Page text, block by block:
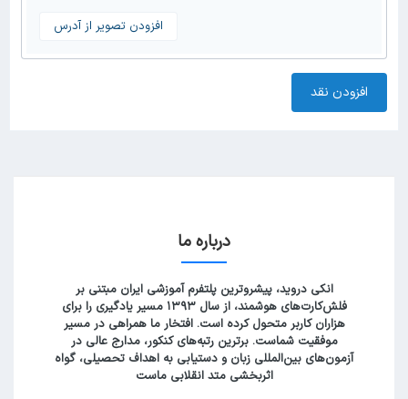
افزودن تصویر از آدرس
افزودن نقد
درباره ما
انکی دروید، پیشروترین پلتفرم آموزشی ایران مبتنی بر
فلش‌کارت‌های هوشمند، از سال ۱۳۹۳ مسیر یادگیری را برای
هزاران کاربر متحول کرده است. افتخار ما همراهی در مسیر
موفقیت شماست. برترین رتبه‌های کنکور، مدارج عالی در
آزمون‌های بین‌المللی زبان و دستیابی به اهداف تحصیلی، گواه
اثربخشی متد انقلابی ماست